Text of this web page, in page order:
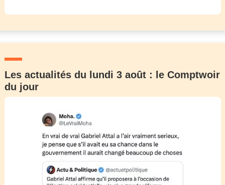
Les actualités du lundi 3 août : le Comptwoir
du jour